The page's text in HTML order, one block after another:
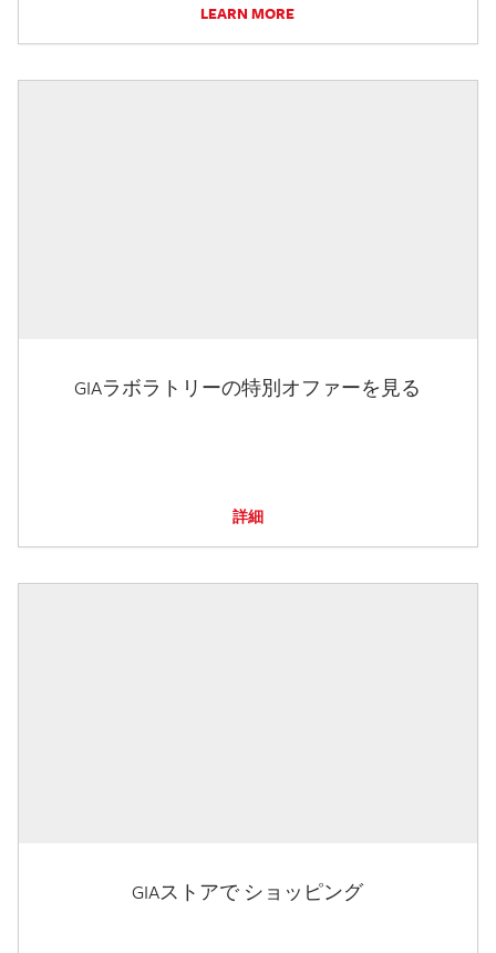
LEARN MORE
GIAラボラトリーの特別オファーを見る
詳細
GIAストアで ショッピング